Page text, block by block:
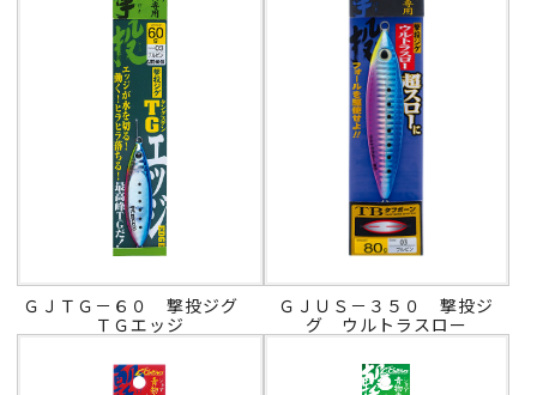
ＧＪＴＧ－６０ 撃投ジグ
ＴＧエッジ
ＧＪＵＳ－３５０ 撃投ジ
グ ウルトラスロー